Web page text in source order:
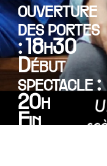
ouverture
des portes
: 18h30
Début
spectacle :
20h
Fin